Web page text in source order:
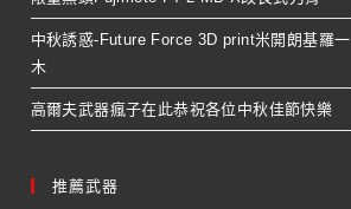
中秋誘惑-Future Force 3D print米開朗基羅一
木
高爾夫武器瘋子在此恭祝各位中秋佳節快樂
推薦武器